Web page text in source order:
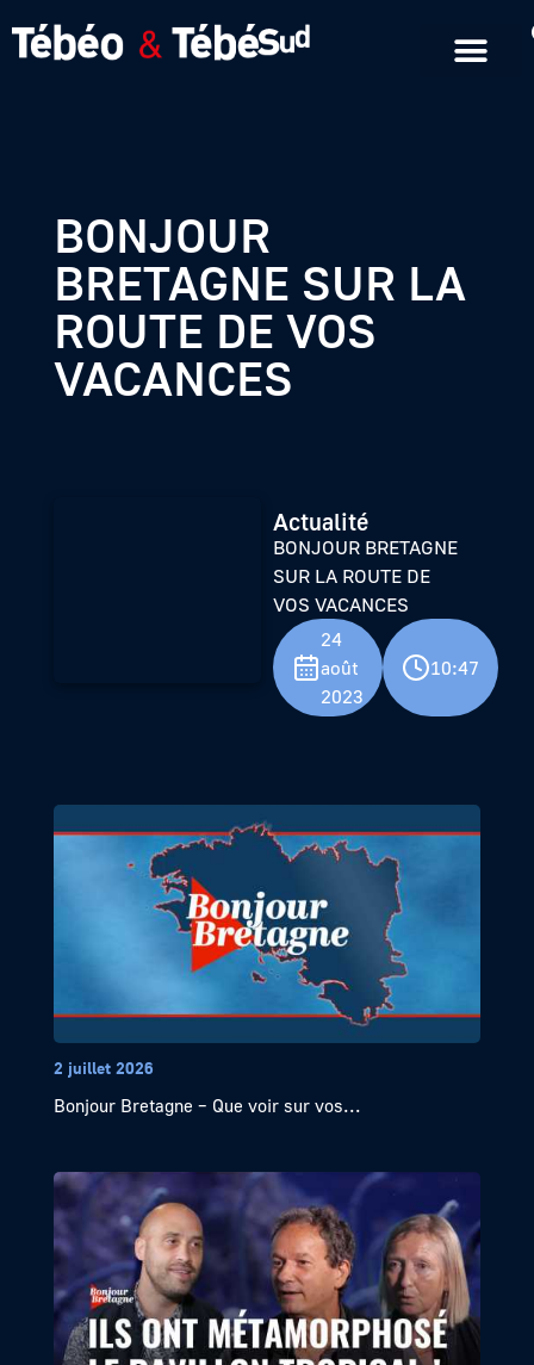
BONJOUR
BRETAGNE SUR LA
ROUTE DE VOS
VACANCES
Actualité
BONJOUR BRETAGNE
SUR LA ROUTE DE
VOS VACANCES
24
août
2023
10:47
2 juillet 2026
Bonjour Bretagne – Que voir sur vos...